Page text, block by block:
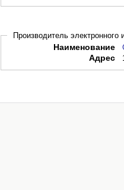
Производитель электронного
Наименование
Адрес